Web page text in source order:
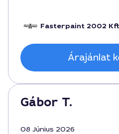
professzionálisan kezelte a
Fasterpaint 2002 Kft
Árajánlat
Gábor T.
08 Június 2026